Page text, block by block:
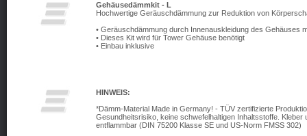
Gehäusedämmkit - L
Hochwertige Geräuschdämmung zur Reduktion von
• Geräuschdämmung durch Innenauskleidung des Gehäuses
• Dieses Kit wird für Tower Gehäuse benötigt
• Einbau inklusive
HINWEIS:
*Dämm-Material Made in Germany! - TÜV zertifizierte
Gesundheitsrisiko, keine schwefelhaltigen Inhaltsstoffe.
entflammbar (DIN 75200 Klasse SE und US-Norm FMSS 302)